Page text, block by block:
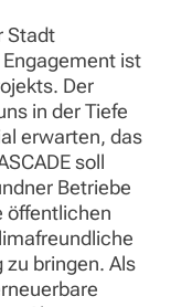
Stadt
ist
Der
in der Tiefe
erwarten, das
soll
Betriebe
öffentlichen
zu bringen. Als